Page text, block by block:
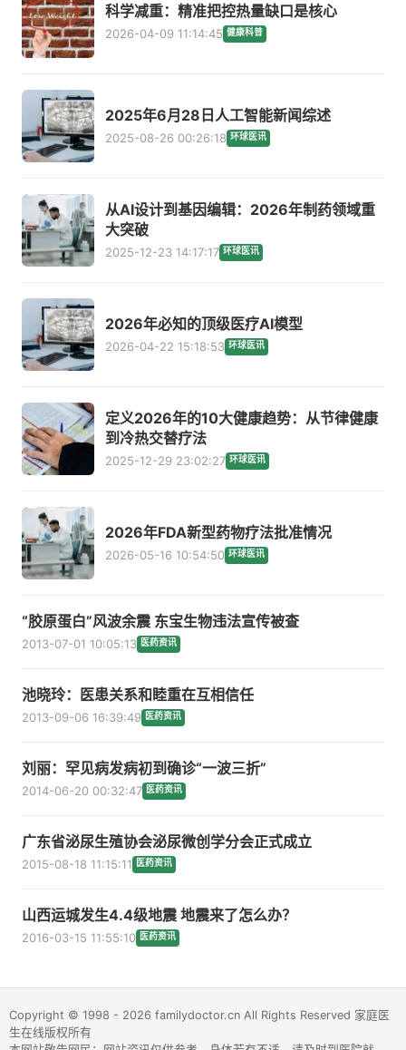
科学减重：精准把控热量缺口是核心
2026-04-09 11:14:45 健康科普
2025年6月28日人工智能新闻综述
2025-08-26 00:26:18 环球医讯
从AI设计到基因编辑：2026年制药领域重
大突破
2025-12-23 14:17:17 环球医讯
2026年必知的顶级医疗AI模型
2026-04-22 15:18:53 环球医讯
定义2026年的10大健康趋势：从节律健康
到冷热交替疗法
2025-12-29 23:02:27 环球医讯
2026年FDA新型药物疗法批准情况
2026-05-16 10:54:50 环球医讯
“胶原蛋白”风波余震 东宝生物违法宣传被查
2013-07-01 10:05:13 医药资讯
池晓玲：医患关系和睦重在互相信任
2013-09-06 16:39:49 医药资讯
刘丽：罕见病发病初到确诊“一波三折”
2014-06-20 00:32:47 医药资讯
广东省泌尿生殖协会泌尿微创学分会正式成立
2015-08-18 11:15:11 医药资讯
山西运城发生4.4级地震 地震来了怎么办？
2016-03-15 11:55:10 医药资讯
Copyright © 1998 - 2026 familydoctor.cn All Rights Reserved 家庭医
生在线版权所有